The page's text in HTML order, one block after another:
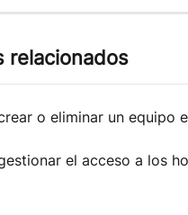
relacionados
o eliminar un equipo
el acceso a los